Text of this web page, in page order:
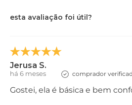
esta avaliação foi útil?
Jerusa S.
há 6 meses comprador
Gostei, ela é básica e bem